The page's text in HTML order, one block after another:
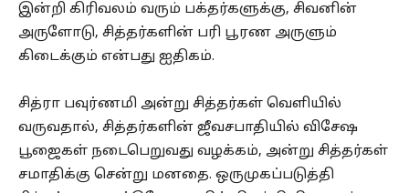
இன்றி கிரிவலம் வரும் பக்தர்களுக்கு, சிவனின்
அருளோடு, சித்தர்களின் பரி பூரண அருளும்
கிடைக்கும் என்பது ஐதிகம்.
சித்ரா பவுர்ணமி அன்று சித்தர்கள் வெளியில்
வருவதால், சித்தர்களின் ஜீவசபாதியில் விசேஷ
பூஜைகள் நடைபெறுவது வழக்கம், அன்று சித்தர்கள்
சமாதிக்கு சென்று மனதை. ஒருமுகப்படுத்தி